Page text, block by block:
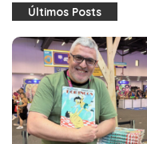
Últimos Posts